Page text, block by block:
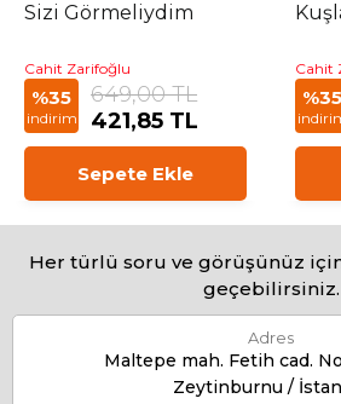
Sizi Görmeliydim
Cahit Zarifoğlu
%35
indirim
649,00 TL
421,85 TL
Sepete Ekle
Cahit
%35
Her türlü soru ve görüşünüz
geçebilirsiniz.
Adres
Maltepe mah. Fetih cad.
Zeytinburnu /